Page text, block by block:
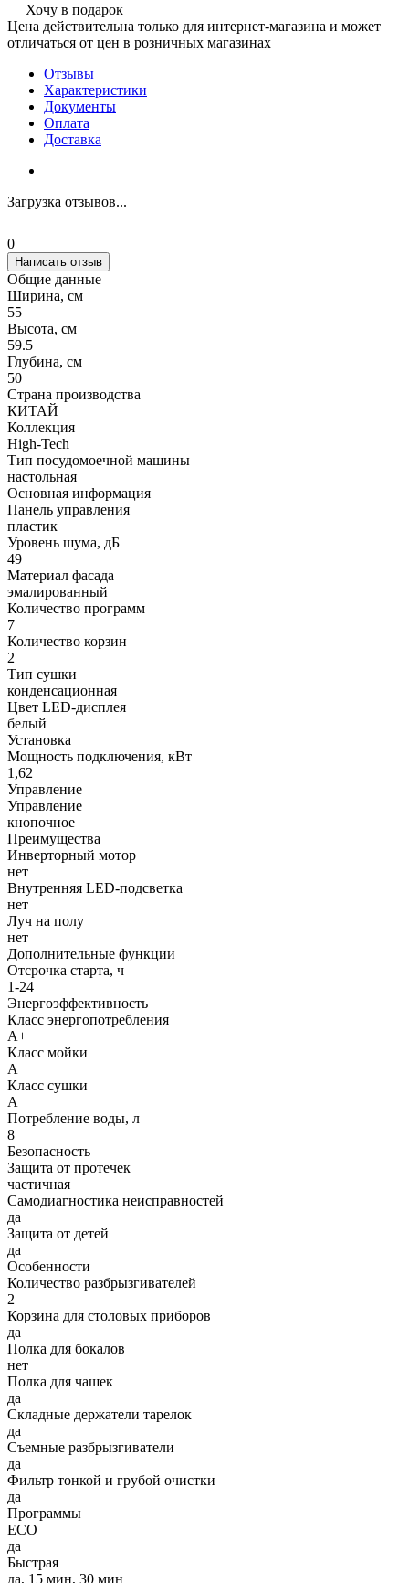
Хочу в подарок
Цена действительна только для интернет-магазина и может
отличаться от цен в розничных магазинах
Отзывы
Характеристики
Документы
Оплата
Доставка
Загрузка отзывов...
0
Написать отзыв
Общие данные
Ширина, см
55
Высота, см
59.5
Глубина, см
50
Страна производства
КИТАЙ
Коллекция
High-Tech
Тип посудомоечной машины
настольная
Основная информация
Панель управления
пластик
Уровень шума, дБ
49
Материал фасада
эмалированный
Количество программ
7
Количество корзин
2
Тип сушки
конденсационная
Цвет LED-дисплея
белый
Установка
Мощность подключения, кВт
1,62
Управление
Управление
кнопочное
Преимущества
Инверторный мотор
нет
Внутренняя LED-подсветка
нет
Луч на полу
нет
Дополнительные функции
Отсрочка старта, ч
1-24
Энергоэффективность
Класс энергопотребления
A+
Класс мойки
А
Класс сушки
А
Потребление воды, л
8
Безопасность
Защита от протечек
частичная
Самодиагностика неисправностей
да
Защита от детей
да
Особенности
Количество разбрызгивателей
2
Корзина для столовых приборов
да
Полка для бокалов
нет
Полка для чашек
да
Складные держатели тарелок
да
Съемные разбрызгиватели
да
Фильтр тонкой и грубой очистки
да
Программы
ECO
да
Быстрая
да, 15 мин, 30 мин